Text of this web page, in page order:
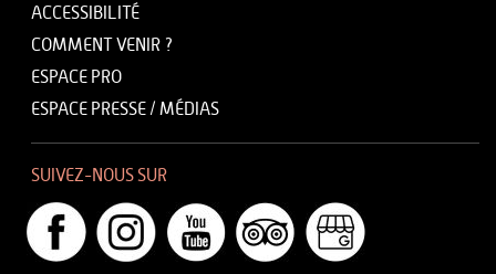
ACCESSIBILITÉ
COMMENT VENIR ?
ESPACE PRO
ESPACE PRESSE / MÉDIAS
SUIVEZ-NOUS SUR